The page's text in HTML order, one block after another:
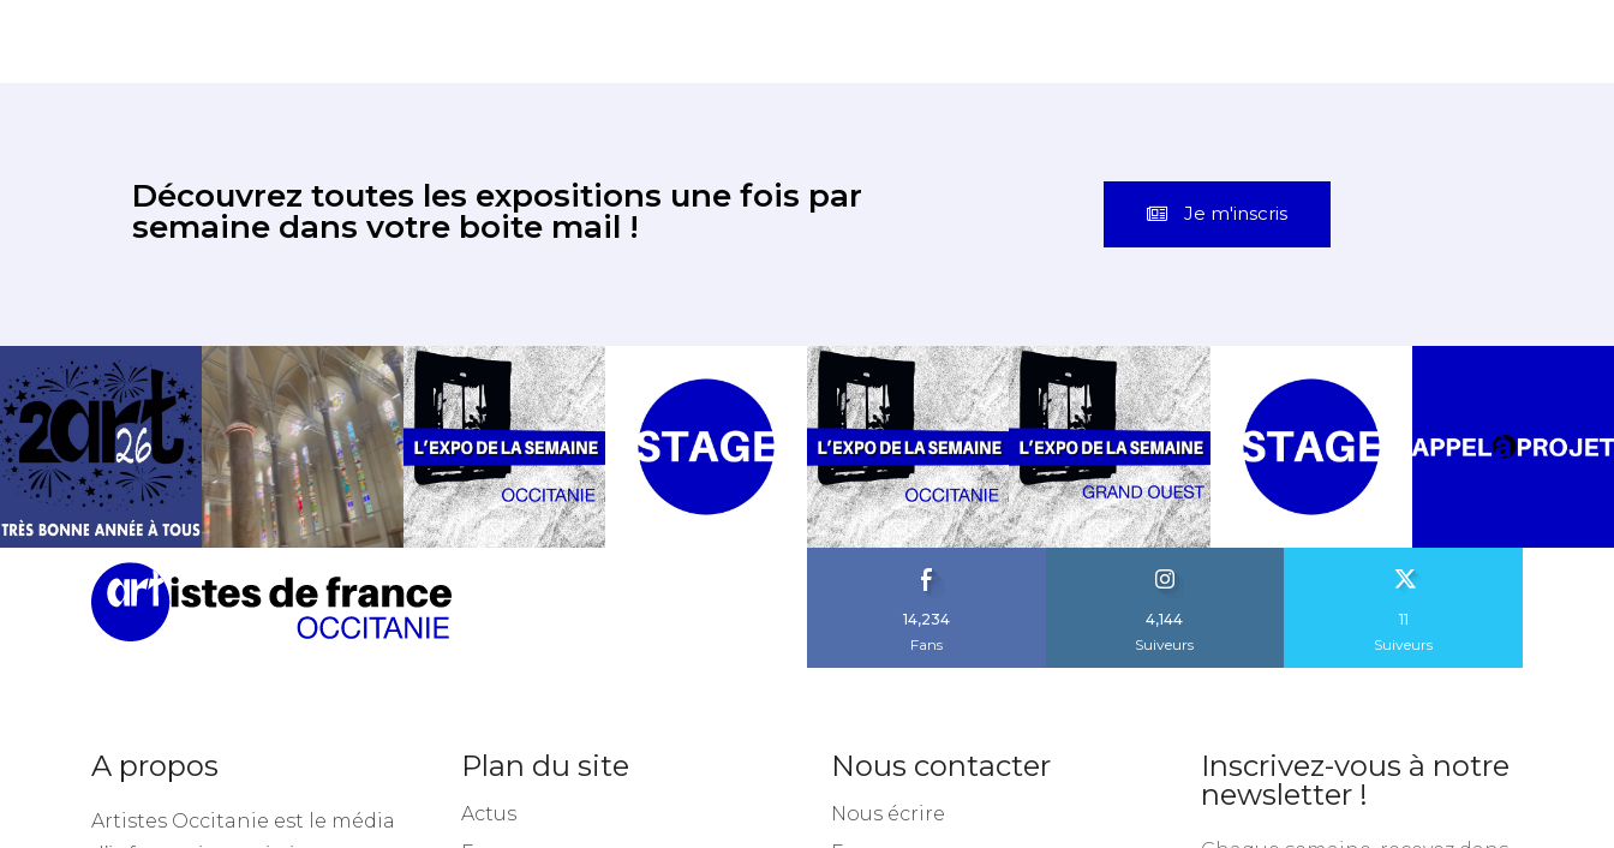
Découvrez toutes les expositions une fois par
semaine dans votre boite mail !
Je m'inscris
14,234
Fans
4,144
Suiveurs
11
Suiveurs
A propos
Artistes Occitanie est le média
Plan du site
Actus
Nous contacter
Nous écrire
Inscrivez-vous à notre
newsletter !